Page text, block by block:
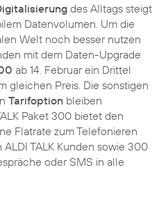
des Alltags steigt
Datenvolumen. Um die
Welt noch besser nutzen
mit dem Daten-Upgrade
ab 14. Februar ein Drittel
gleichen Preis. Die sonstigen
Tarifoption bleiben
Paket 300 bietet den
Flatrate zum Telefonieren
TALK Kunden sowie 300
oder SMS in alle